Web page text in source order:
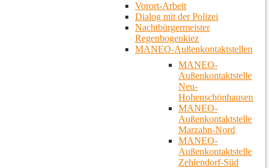
Vorort-Arbeit
Dialog mit der Polizei
Nachtbürgermeister
Regenbogenkiez
MANEO-Außenkontaktstellen
MANEO-
Außenkontaktstelle
Neu-
Hohenschönhausen
MANEO-
Außenkontaktstelle
Marzahn-Nord
MANEO-
Außenkontaktstelle
Zehlendorf-Süd